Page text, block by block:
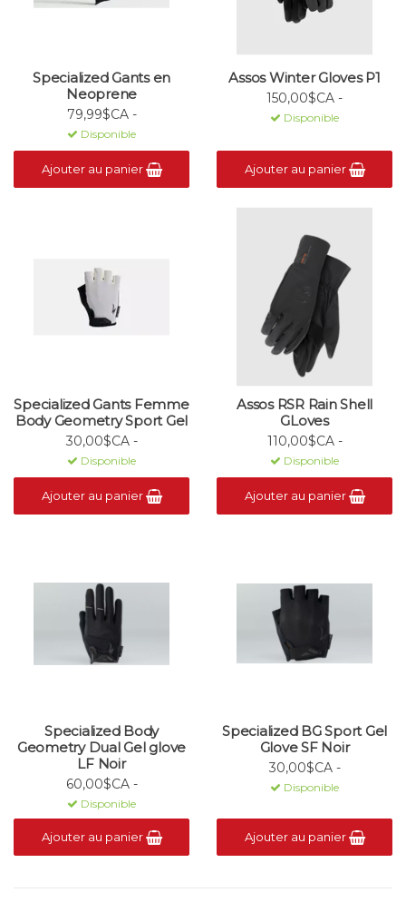
Specialized Gants en
Neoprene
79,99$CA -
Disponible
Ajouter au panier
Assos Winter Gloves P1
150,00$CA -
Disponible
Ajouter au panier
Specialized Gants Femme
Body Geometry Sport Gel
30,00$CA -
Disponible
Ajouter au panier
Assos RSR Rain Shell
GLoves
110,00$CA -
Disponible
Ajouter au panier
Specialized Body
Geometry Dual Gel glove
LF Noir
60,00$CA -
Disponible
Ajouter au panier
Specialized BG Sport Gel
Glove SF Noir
30,00$CA -
Disponible
Ajouter au panier